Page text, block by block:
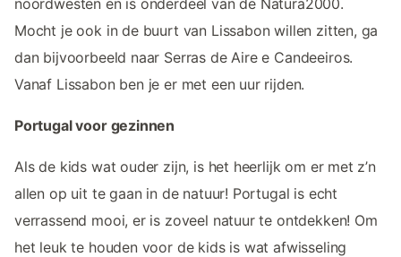
Mocht je ook in de buurt van Lissabon willen zitten, ga
dan bijvoorbeeld naar Serras de Aire e Candeeiros.
Vanaf Lissabon ben je er met een uur rijden.
Portugal voor gezinnen
Als de kids wat ouder zijn, is het heerlijk om er met z’n
allen op uit te gaan in de natuur! Portugal is echt
verrassend mooi, er is zoveel natuur te ontdekken! Om
het leuk te houden voor de kids is wat afwisseling